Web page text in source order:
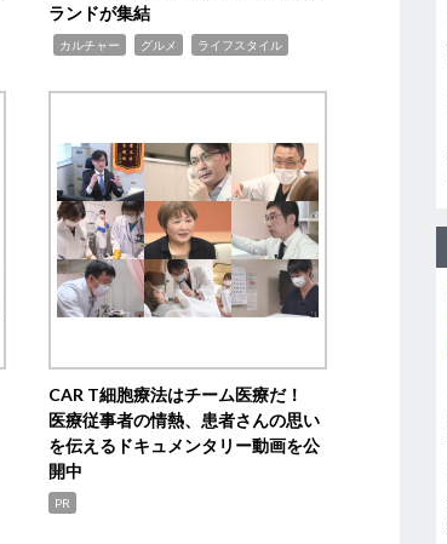
ランドが集結
カルチャー グルメ ライフスタイル
CAR T細胞療法はチーム医療だ！
医療従事者の情熱、患者さんの思い
を伝えるドキュメンタリー動画を公
開中
PR